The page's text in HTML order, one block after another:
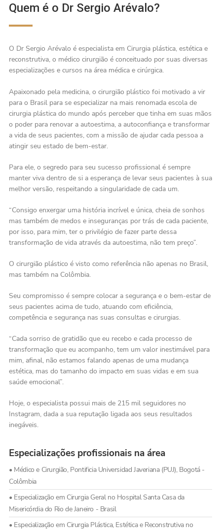
Quem é o Dr Sergio Arévalo?
O Dr Sergio Arévalo é especialista em Cirurgia plástica, estética e
reconstrutiva, o médico cirurgião é conceituado por suas diversas
especializações e cursos na área médica e cirúrgica.
Apaixonado pela medicina, o cirurgião plástico foi motivado a vir
para o Brasil para se especializar na mais renomada escola de
cirurgia plástica do mundo após perceber que tinha em suas mãos
o poder para renovar a autoestima, a autoconfiança e transformar
a vida de seus pacientes, com a missão de ajudar cada pessoa a
atingir seu estado de bem-estar.
Para ele, o segredo para seu sucesso profissional é sempre
manter viva dentro de si a esperança de levar seus pacientes à sua
melhor versão, respeitando a singularidade de cada um.
“Consigo enxergar uma história incrível e única, cheia de sonhos
mas também de medos e inseguranças por trás de cada paciente,
por isso, para mim, ter o privilégio de fazer parte dessa
transformação de vida através da autoestima, não tem preço”.
O cirurgião plástico é visto como referência não apenas no Brasil,
mas também na Colômbia.
Seu compromisso é sempre colocar a segurança e o bem-estar de
seus pacientes acima de tudo, atuando com eficiência,
competência e segurança nas suas consultas e cirurgias.
“Cada sorriso de gratidão que eu recebo e cada processo de
transformação que eu acompanho, tem um valor inestimável para
mim, afinal, não estamos falando apenas de uma mudança
estética, mas do tamanho do impacto em suas vidas e em sua
saúde emocional”.
Hoje, o especialista possui mais de 215 mil seguidores no
Instagram, dada a sua reputação ligada aos seus resultados
inegáveis.
Especializações profissionais na área
• Médico e Cirurgião, Pontificia Universidad Javeriana (PUJ), Bogotá -
Colômbia
• Especialização em Cirurgia Geral no Hospital Santa Casa da
Misericórdia do Rio de Janeiro - Brasil
• Especialização em Cirurgia Plástica, Estética e Reconstrutiva no